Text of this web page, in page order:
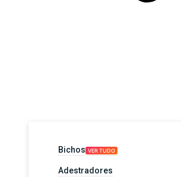
Bichos VER TUDO
Adestradores